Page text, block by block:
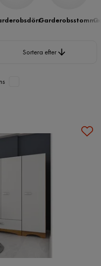
Garderobsstomme
Sortera efter